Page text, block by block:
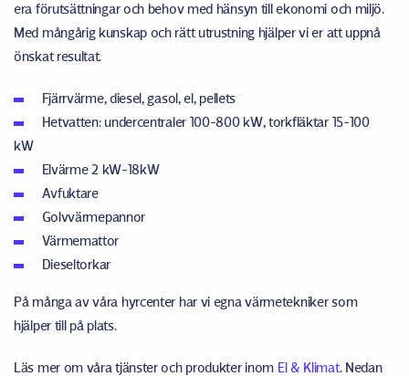
era förutsättningar och behov med hänsyn till ekonomi och miljö.
Med mångårig kunskap och rätt utrustning hjälper vi er att uppnå
önskat resultat.
Fjärrvärme, diesel, gasol, el, pellets
Hetvatten: undercentraler 100-800 kW, torkfläktar 15-100
kW
Elvärme 2 kW-18kW
Avfuktare
Golvvärmepannor
Värmemattor
Dieseltorkar
På många av våra hyrcenter har vi egna värmetekniker som
hjälper till på plats.
Läs mer om våra tjänster och produkter inom El & Klimat. Nedan